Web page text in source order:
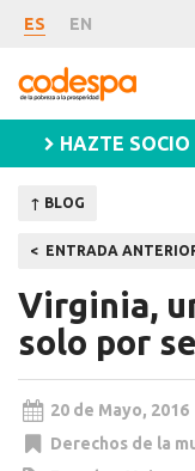
Noticia
ES EN
CODESPA
HAZTE SOCIO
↑ BLOG
de
ENTRADA
Virginia,
solo por
20 de Mayo, 2016
Derechos de la